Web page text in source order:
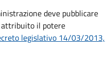
deve pubblicare
attribuito il potere
legislativo 14/03/2013,